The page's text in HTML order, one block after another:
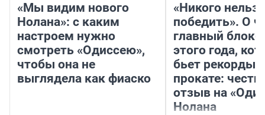
«Мы видим нового
Нолана»: с каким
настроем нужно
смотреть «Одиссею»,
чтобы она не
выглядела как фиаско
«Никого нельзя
победить». О
главный
этого года,
бьет рекорды в
прокате:
отзыв на
Нолана